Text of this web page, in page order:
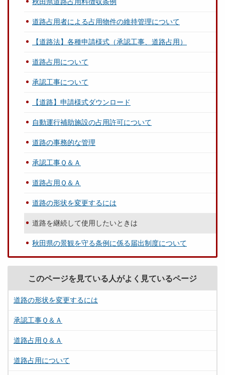
道路占用者による占用物件の維持管理について
【道路法】各種申請様式（承認工事、道路占用）
道路占用について
承認工事について
【道路】申請様式ダウンロード
自動運行補助施設の占用許可について
道路の事務的な管理
承認工事Ｑ＆Ａ
道路占用Ｑ＆Ａ
道路の形状を変更するには
道路を継続して使用したいときは
秋田県の景観を守る条例に係る届出制度について
このページを見ている人がよく見ているページ
道路の形状を変更するには
承認工事Ｑ＆Ａ
道路占用Ｑ＆Ａ
道路占用について